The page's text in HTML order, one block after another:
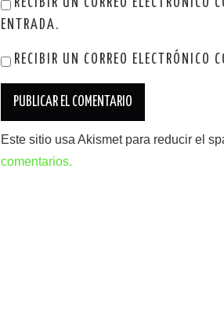
ENTRADA.
RECIBIR UN CORREO ELECTRÓNICO
Este sitio usa Akismet para reducir el
comentarios.